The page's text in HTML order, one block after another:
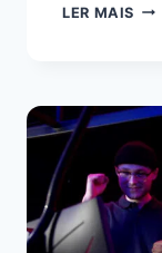
LER MAIS